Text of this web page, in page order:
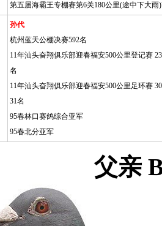
第五届海霸王专棚赛第6关180公里(途中下大雨
孙代
杭州蓝天公棚决赛592名
11年汕头奋翔俱乐部迎春福安500公里登记赛
名
11年汕头奋翔俱乐部迎春福安500公里足环赛
31名
95春林口赛鸽综合亚军
95春北分亚军
父亲